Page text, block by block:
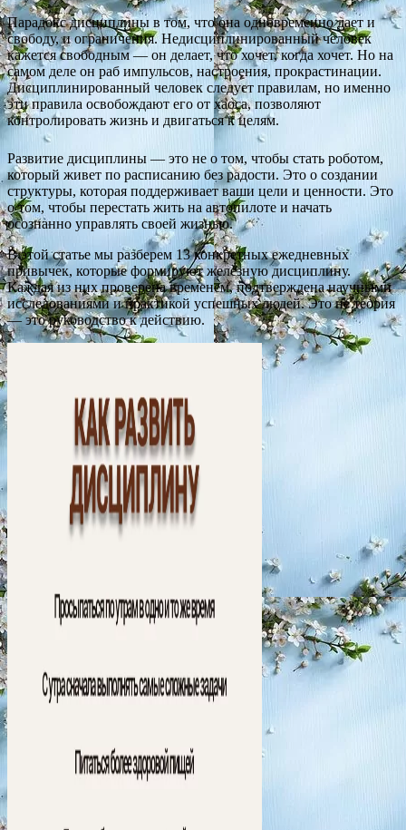
Парадокс дисциплины в том, что она одновременно дает и
свободу, и ограничения. Недисциплинированный человек
кажется свободным — он делает, что хочет, когда хочет. Но на
самом деле он раб импульсов, настроения, прокрастинации.
Дисциплинированный человек следует правилам, но именно
эти правила освобождают его от хаоса, позволяют
контролировать жизнь и двигаться к целям.
Развитие дисциплины — это не о том, чтобы стать роботом,
который живет по расписанию без радости. Это о создании
структуры, которая поддерживает ваши цели и ценности. Это
о том, чтобы перестать жить на автопилоте и начать
осознанно управлять своей жизнью.
В этой статье мы разберем 13 конкретных ежедневных
привычек, которые формируют железную дисциплину.
Каждая из них проверена временем, подтверждена научными
исследованиями и практикой успешных людей. Это не теория
— это руководство к действию.